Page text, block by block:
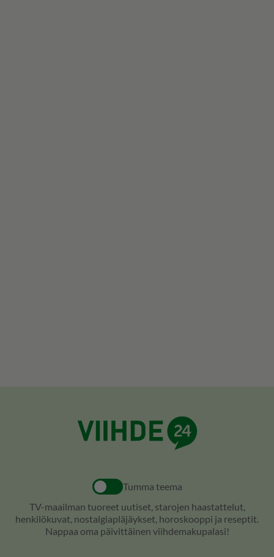
Tumma teema
TV-maailman tuoreet uutiset, starojen haastattelut,
henkilökuvat, nostalgiapläjäykset, horoskooppi ja reseptit.
Nappaa oma päivittäinen viihdemakupalasi!